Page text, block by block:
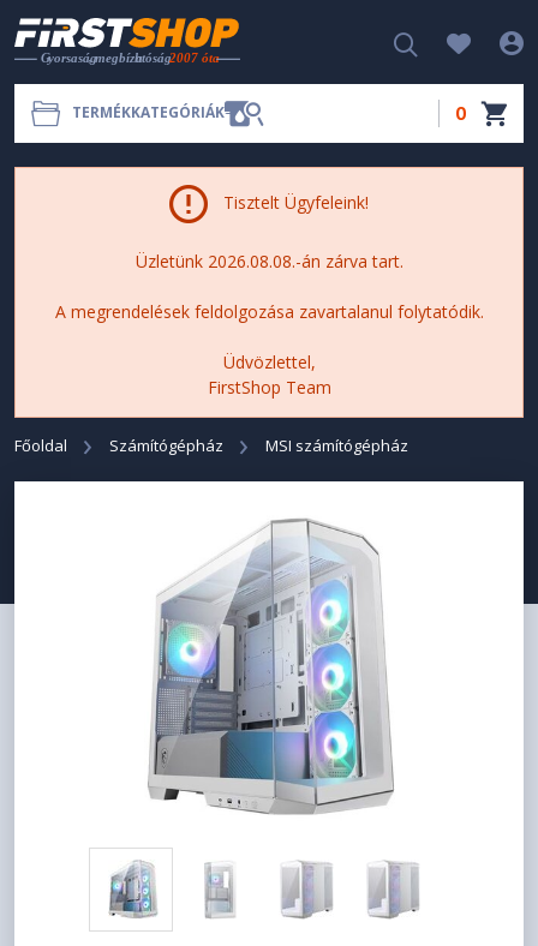
TERMÉKKATEGÓRIÁK 0
Tisztelt Ügyfeleink!
Üzletünk 2026.08.08.-án zárva tart.
A megrendelések feldolgozása zavartalanul folytatódik.
Üdvözlettel,
FirstShop Team
Főoldal Számítógépház MSI számítógépház